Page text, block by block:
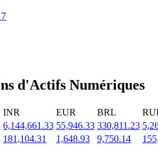
des jetons populaires
d'Actifs Numériques
INR EUR BRL
6,144,661.33 55,946.33 330,811.23
181,104.31 1,648.93 9,750.14